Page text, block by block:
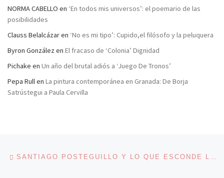
NORMA CABELLO en ‘En todos mis universos’: el poemario de las
posibilidades
Clauss Belalcázaren ‘No es mi tipo’: Cupido,el filósofo y la peluquera
Byron González en El fracaso de ‘Colonia’ Dignidad
Pichake en Un año del brutal adiós a ‘Juego De Tronos’
Pepa Rullen La pintura contemporánea en Granada: De Borja
Satrústegui a Paula Cervilla
Navegación de entradas